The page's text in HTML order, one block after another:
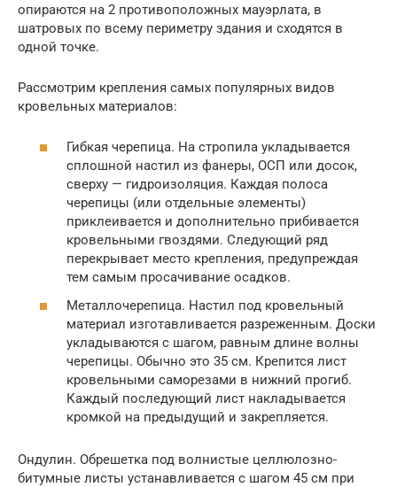
опираются на 2 противоположных мауэрлата, в
шатровых по всему периметру здания и сходятся в
одной точке.
Рассмотрим крепления самых популярных видов
кровельных материалов:
Гибкая черепица. На стропила укладывается
сплошной настил из фанеры, ОСП или досок,
сверху — гидроизоляция. Каждая полоса
черепицы (или отдельные элементы)
приклеивается и дополнительно прибивается
кровельными гвоздями. Следующий ряд
перекрывает место крепления, предупреждая
тем самым просачивание осадков.
Металлочерепица. Настил под кровельный
материал изготавливается разреженным. Доски
укладываются с шагом, равным длине волны
черепицы. Обычно это 35 см. Крепится лист
кровельными саморезами в нижний прогиб.
Каждый последующий лист накладывается
кромкой на предыдущий и закрепляется.
Ондулин. Обрешетка под волнистые целлюлозно-
битумные листы устанавливается с шагом 45 см при